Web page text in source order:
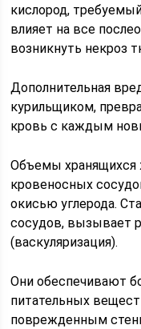
кислород,
влияет на все
возникнуть некроз
Дополнительная
курильщиком,
кровь с каждым
Объемы хранящихся
кровеносных
окисью углерода.
сосудов, вызывает
(васкуляризация).
Они обеспечивают
питательных
поврежденным